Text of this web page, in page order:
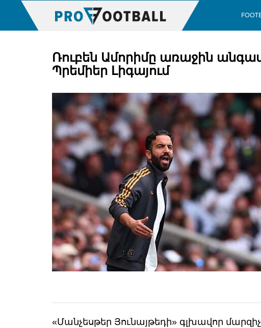
Ռուբեն Ամորիմը առաջին
Պրեմիեր Լիգայում
«Մանչեսթեր Յունայթեդի» գլխավոր